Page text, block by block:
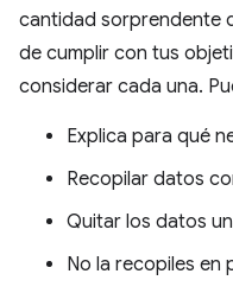
cantidad sorprendente
de cumplir con tus
considerar cada una.
Explica para qué
Recopilar datos
Quitar los datos
No la recopiles en